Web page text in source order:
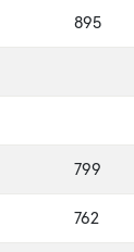
895
799
762